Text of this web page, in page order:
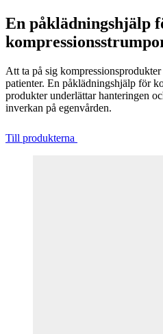
En påklädningshjälp
Att ta på sig
patienter. En påklädningshjälp för
produkter underlättar hanteringen
inverkan på egenvården.
Till produkterna